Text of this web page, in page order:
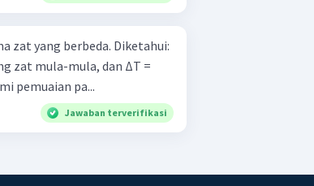
berbeda. Diketahui:
pemuaian pa...
Jawaban terverifikasi